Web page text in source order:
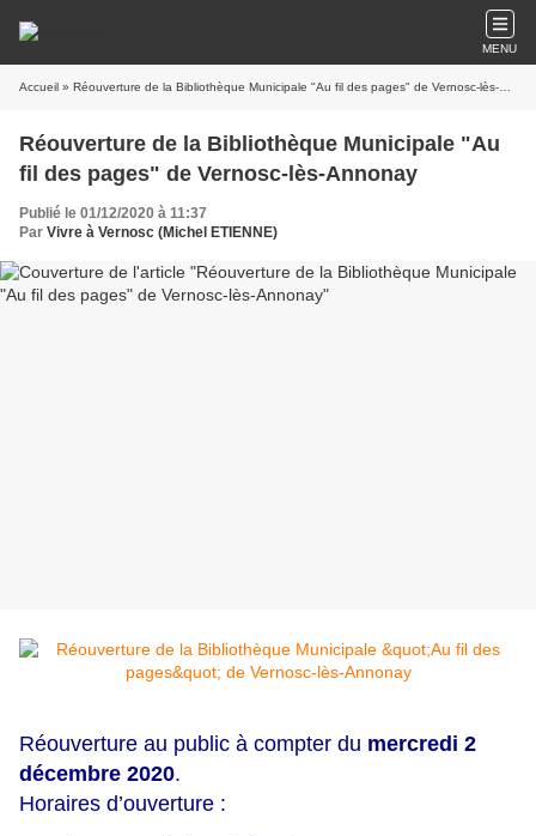
MENU
Accueil » Réouverture de la Bibliothèque Municipale "Au fil des pages" de Vernosc-lès-Annonay
Réouverture de la Bibliothèque Municipale "Au
fil des pages" de Vernosc-lès-Annonay
Publié le 01/12/2020 à 11:37
Par Vivre à Vernosc (Michel ETIENNE)
Réouverture au public à compter du mercredi 2
décembre 2020.
Horaires d’ouverture :